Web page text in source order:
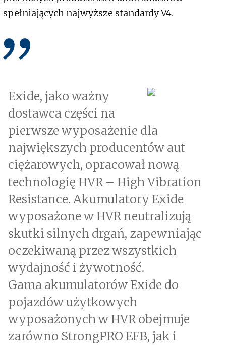
spełniających najwyższe standardy V4.
Exide, jako ważny
dostawca części na
pierwsze wyposażenie dla
największych producentów aut
ciężarowych, opracował nową
technologię HVR – High Vibration
Resistance. Akumulatory Exide
wyposażone w HVR neutralizują
skutki silnych drgań, zapewniając
oczekiwaną przez wszystkich
wydajność i żywotność.
Gama akumulatorów Exide do
pojazdów użytkowych
wyposażonych w HVR obejmuje
zarówno StrongPRO EFB, jak i